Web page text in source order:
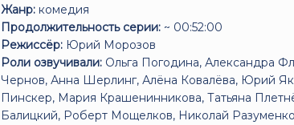
Жанр: комедия
Продолжительность серии: ~ 00:52:00
Режиссёр: Юрий Морозов
Роли озвучивали: Ольга Погодина, Александра
Чернов, Анна Шерлинг, Алёна Ковалёва, Юрий
Пинскер, Мария Крашенинникова, Татьяна
Балицкий, Роберт Мощелков, Николай